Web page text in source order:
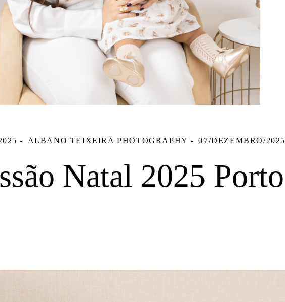
ALBANO TEIXEIRA PHOTOGRAPHY 07/DEZEMBRO/2025
Natal 2025 Porto